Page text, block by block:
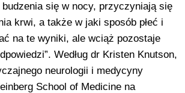
się w nocy, przyczyniają się
krwi, a także w jaki sposób płeć i
na te wyniki, ale wciąż pozostaje
Według dr Kristen Knutson,
neurologii i medycyny
School of Medicine na